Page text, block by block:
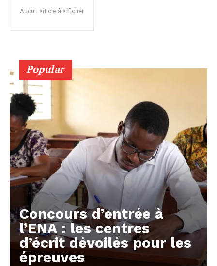
Aucun article à afficher
Popular
Concours d’entrée à
l’ENA : les centres
d’écrit dévoilés pour les
épreuves